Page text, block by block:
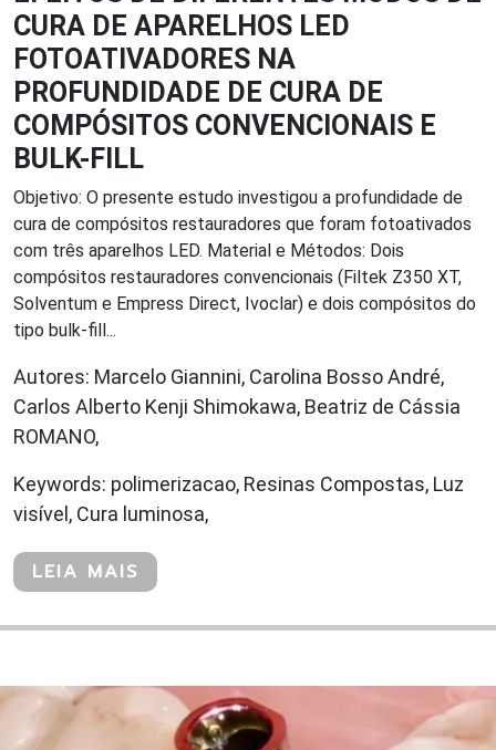
CURA DE APARELHOS LED
FOTOATIVADORES NA
PROFUNDIDADE DE CURA DE
COMPÓSITOS CONVENCIONAIS E
BULK-FILL
Objetivo: O presente estudo investigou a profundidade de
cura de compósitos restauradores que foram fotoativados
com três aparelhos LED. Material e Métodos: Dois
compósitos restauradores convencionais (Filtek Z350 XT,
Solventum e Empress Direct, Ivoclar) e dois compósitos do
tipo bulk-fill...
Autores: Marcelo Giannini, Carolina Bosso André,
Carlos Alberto Kenji Shimokawa, Beatriz de Cássia
ROMANO,
Keywords: polimerizacao, Resinas Compostas, Luz
visível, Cura luminosa,
LEIA MAIS